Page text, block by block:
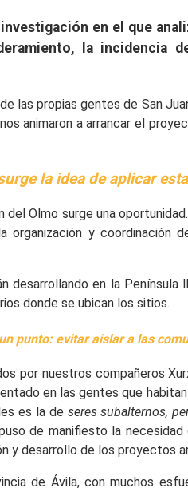
en el que
la incidencia
las propias gentes de San
animaron a arrancar el
la idea de aplicar
Olmo surge una
y coordinación
en la
donde se ubican los sitios.
punto: evitar aislar a las
por nuestros compañeros
en las gentes que
es la de seres subalternos,
de manifiesto la
y desarrollo de los proyectos
de Ávila, con muchos